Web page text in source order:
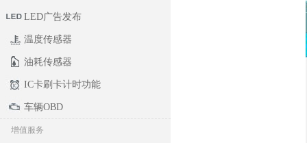
LED广告发布
温度传感器
油耗传感器
IC卡刷卡计时功能
车辆OBD
增值服务